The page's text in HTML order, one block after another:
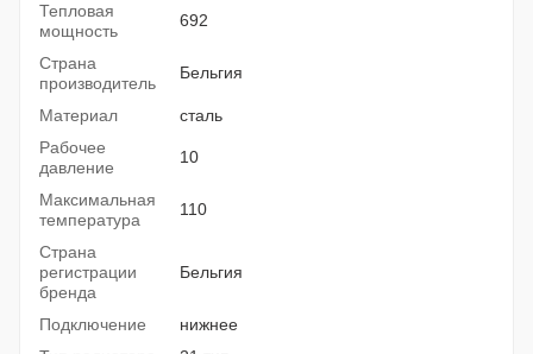
Тепловая
мощность
692
Страна
производитель
Бельгия
Материал
сталь
Рабочее
давление
10
Максимальная
температура
110
Страна
регистрации
бренда
Бельгия
Подключение
нижнее